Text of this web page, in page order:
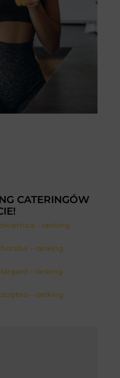
CATERINGÓW
– ranking
– ranking
– ranking
– ranking